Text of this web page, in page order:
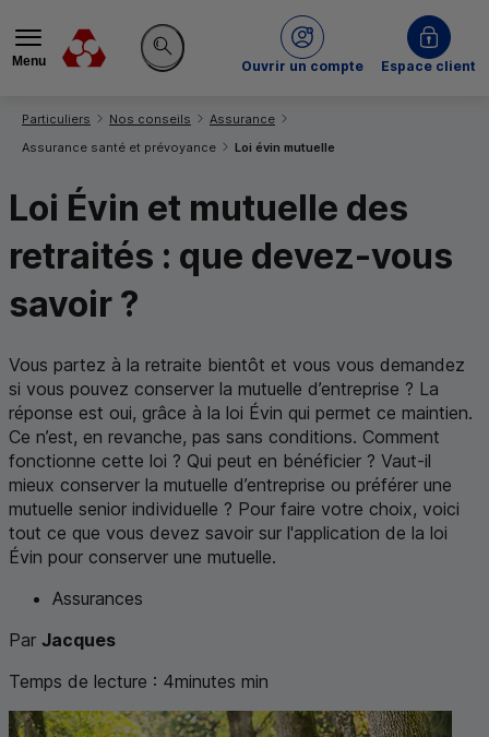
Menu
Rechercher sur le site
Ouvrir un compte
du Crédit MutuelEspace client
Vous êtes ici:
Particuliers Nos conseils
Assurance
Assurance santé et prévoyance
Loi évin mutuelle
Loi Évin et mutuelle des
retraités : que devez-vous
savoir ?
Vous partez à la retraite bientôt et vous vous demandez
si vous pouvez conserver la mutuelle d’entreprise ? La
réponse est oui, grâce à la loi Évin qui permet ce maintien.
Ce n’est, en revanche, pas sans conditions. Comment
fonctionne cette loi ? Qui peut en bénéficier ? Vaut-il
mieux conserver la mutuelle d’entreprise ou préférer une
mutuelle senior individuelle ? Pour faire votre choix, voici
tout ce que vous devez savoir sur l'application de la loi
Évin pour conserver une mutuelle.
Assurances
Par Jacques
Temps de lecture : 4minutes min